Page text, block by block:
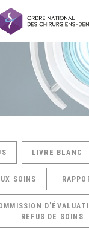
LIVRE BLANC
SOINS
REFUS DE SOINS